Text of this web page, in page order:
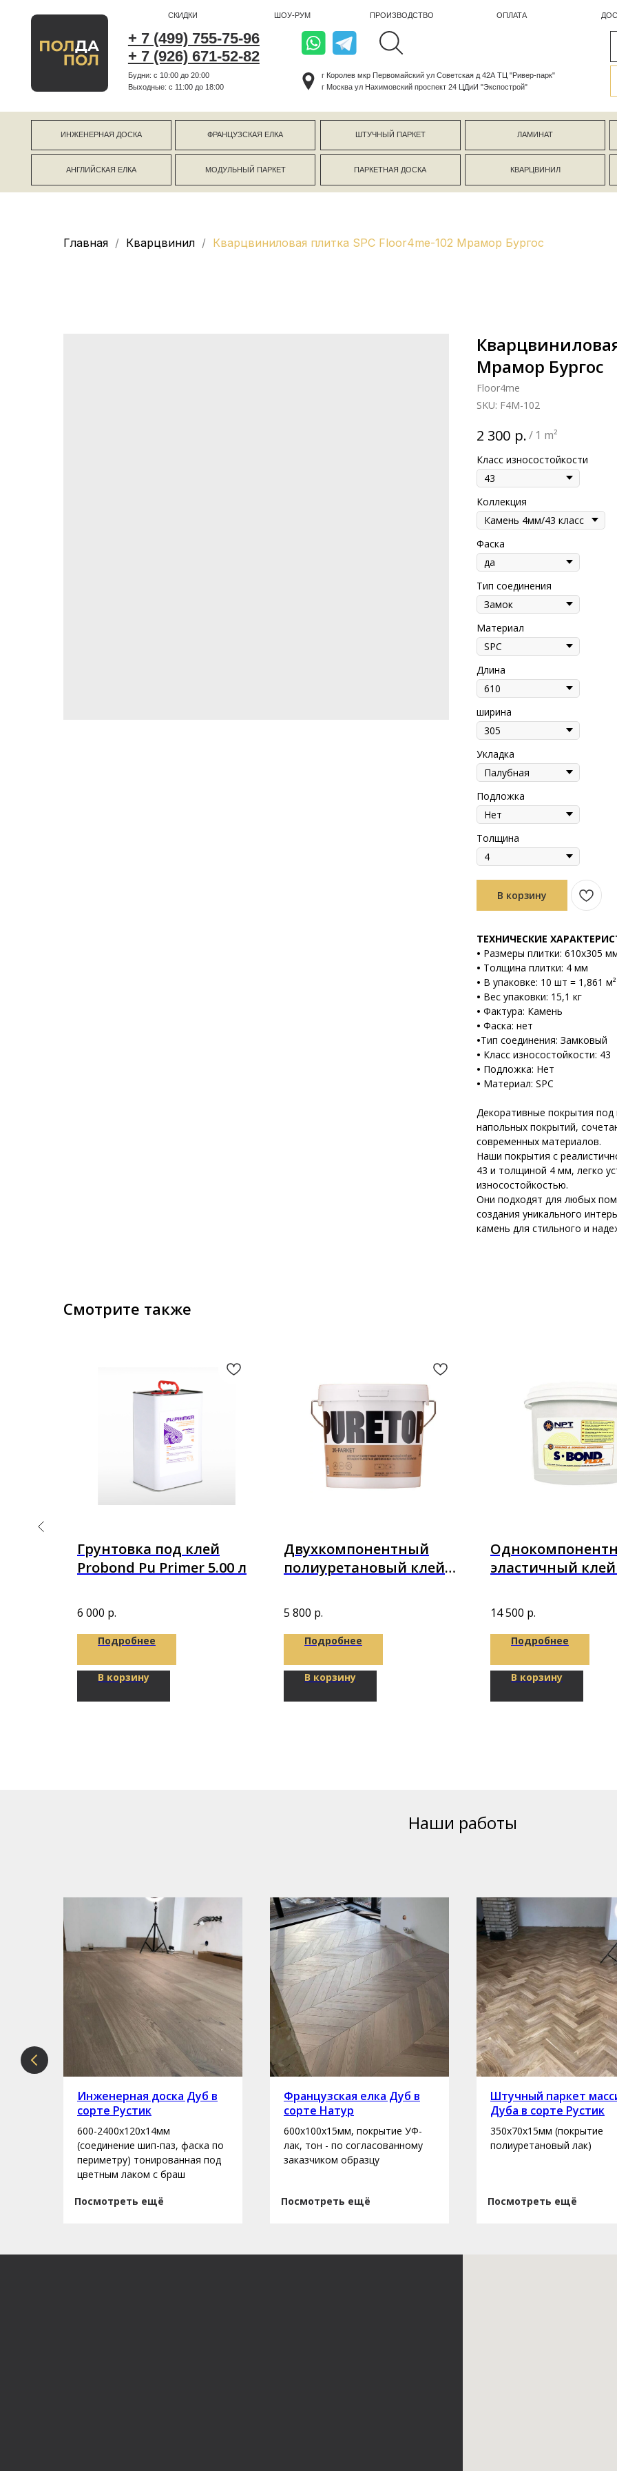
+ 7 (499) 755-75-96
+ 7 (926) 671-52-82
СКИДКИ ШОУ-РУМ ПРОИЗВОДСТВО
Будни: с 10:00 до 20:00
Выходные: c 11:00 до 18:00
г Москва ул Нахимовский проспект 24 ЦДиИ "Экспострой"
ИНЖЕНЕРНАЯ ДОСКА
АНГЛИЙСКАЯ ЕЛКА
ФРАНЦУЗСКАЯ ЕЛКА
ПАРКЕТНАЯ ДОСКА
МОДУЛЬНЫЙ ПАРКЕТ
ШТУЧНЫЙ ПАРКЕТ
КВАРЦВИНИЛ СТЕНОВЫЕ
ЛАМИНАТ
Главная Кварцвинил Кварцвиниловая плитка SPC Floor4me-102 Мрамор Бургос
Мрамор Бургос
Floor4me
SKU: F4M-102
2 300 р./ 1 m²
Класс износостойкости
Коллекция
Фаска
Тип соединения
Материал
Длина
ширина
Укладка
Подложка
Толщина
В корзину
ТЕХНИЧЕСКИЕ
• Размеры плитки: 610х305
• Толщина плитки: 4 мм
• В упаковке: 10 шт = 1,861 м²
• Вес упаковки: 15,1 кг
• Фактура: Камень
• Фаска: нет
•Тип соединения: Замковый
• Класс износостойкости: 43
• Подложка: Нет
• Материал: SPC
Декоративные покрытия
напольных покрытий,
современных материалов.
Наши покрытия с
43 и толщиной 4 мм, легко
износостойкостью.
Они подходят для любых
создания уникального
камень для стильного и
Смотрите также
Грунтовка под клей
Probond Pu Primer 5.00 л
6 000 р.
Подробнее
В корзину
Двухкомпонентный
полиуретановый клей
8,1кг
5 800 р.
Подробнее
В корзину
эластичный клей
Полимера 14кг
14 500 р.
Подробнее
В корзину
Наши работы
Инженерная доска Дуб в
сорте Рустик
600-2400х120х14мм
(соединение шип-паз, фаска по
периметру) тонированная под
цветным лаком с браш
Посмотреть ещё
Французская елка Дуб в
сорте Натур
600х100х15мм, покрытие УФ-
лак, тон - по согласованному
заказчиком образцу
Посмотреть ещё
Штучный паркет
Дуба в сорте Рустик
350х70х15мм (покрытие
полиуретановый лак)
Посмотреть ещё